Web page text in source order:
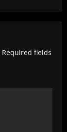
Required fields